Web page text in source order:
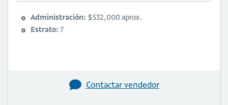
Administración: $532,000 aprox.
Estrato: 7
Contactar vendedor